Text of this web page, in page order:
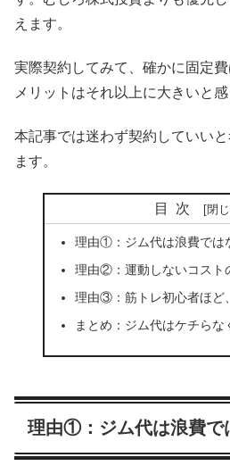
えます。
実際契約してみて、確かに固定
メリットはそれ以上に大きいと感
本記事では迷わず契約していい
ます。
目次
理由①：ジム代は浪費では
理由②：運動しないコスト
理由③：筋トレ初心者ほど
まとめ：ジム代はケチらな
理由①：ジム代は浪費で